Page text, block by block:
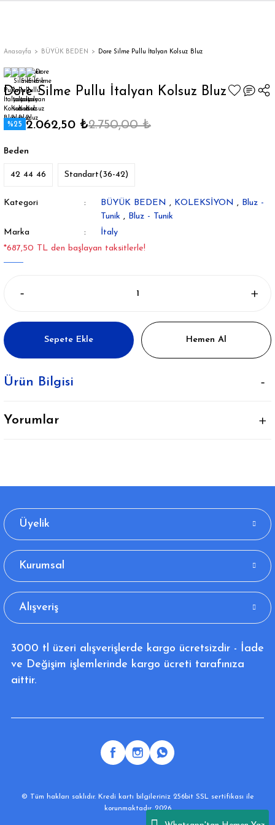
Trençkot
Trençkot
Anasayfa BÜYÜK BEDEN Dore Silme Pullu İtalyan Kolsuz Bluz
Dore Silme Pullu İtalyan Kolsuz Bluz
%25 2.062,50 ₺2.750,00 ₺
Beden
42 44 46 Standart(36-42)
Kategori BÜYÜK BEDEN , KOLEKSİYON , Bluz -
Tunik , Bluz - Tunik
Marka
İtaly
*687,50 TL den başlayan taksitlerle!
Sepete Ekle Hemen Al
Ürün Bilgisi
Yorumlar
Üyelik
Kurumsal
Alışveriş
3000 tl üzeri alışverişlerde kargo ücretsizdir - İade
ve Değişim işlemlerinde kargo ücreti tarafınıza
aittir.
© Tüm hakları saklıdır. Kredi kartı bilgileriniz 256bit SSL sertifikası ile
korunmaktadır. 2026